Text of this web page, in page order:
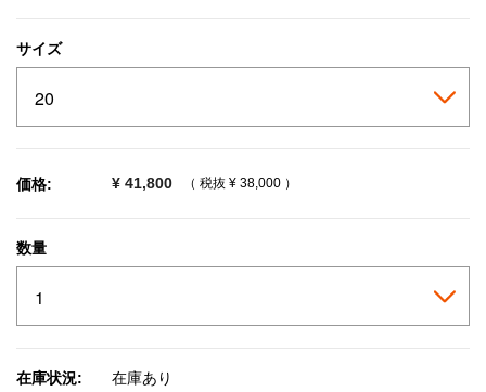
サイズ
価格: ¥ 41,800 （ 税抜 ¥ 38,000 ）
数量
在庫状況: 在庫あり